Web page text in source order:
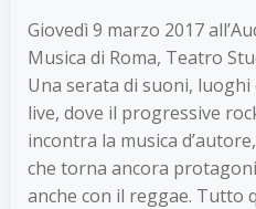
Giovedì 9 marzo 2017
Musica di Roma, Teatro
Una serata di suoni,
live, dove il progressive
incontra la musica
che torna ancora
anche con il reggae. Tutto